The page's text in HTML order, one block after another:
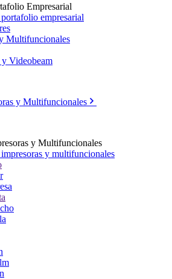
Empresarial
empresarial
Multifuncionales
y Videobeam
y Multifuncionales
y Multifuncionales
y multifuncionales